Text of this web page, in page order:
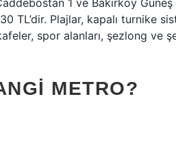
1 ve Bakırköy
TL’dir. Plajlar, kapalı turnike
spor alanları, şezlong ve
METRO?